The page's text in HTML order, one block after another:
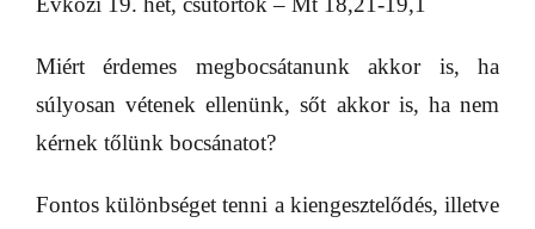
Miért érdemes megbocsátanunk akkor is, ha
súlyosan vétenek ellenünk, sőt akkor is, ha nem
kérnek tőlünk bocsánatot?
Fontos különbséget tenni a kiengesztelődés, illetve